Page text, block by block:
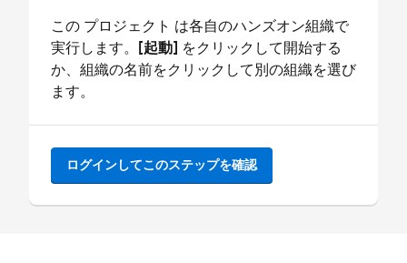
この プロジェクト は各自のハンズオン組織で
実行します。 [起動] をクリックして開始する
か、組織の名前をクリックして別の組織を選び
ます。
ログインしてこのステップを確認